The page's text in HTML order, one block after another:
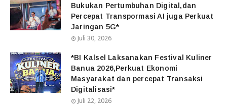
Bukukan Pertumbuhan Digital,dan
Percepat Transpormasi AI juga Perkuat
Jaringan 5G*
Juli 30, 2026
*BI Kalsel Laksanakan Festival Kuliner
Banua 2026,Perkuat Ekonomi
Masyarakat dan percepat Transaksi
Digitalisasi*
Juli 22, 2026